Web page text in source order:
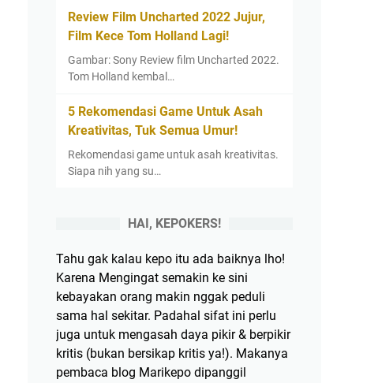
Review Film Uncharted 2022 Jujur,
Film Kece Tom Holland Lagi!
Gambar: Sony Review film Uncharted 2022.
Tom Holland kembal…
5 Rekomendasi Game Untuk Asah
Kreativitas, Tuk Semua Umur!
Rekomendasi game untuk asah kreativitas.
Siapa nih yang su…
HAI, KEPOKERS!
Tahu gak kalau kepo itu ada baiknya lho!
Karena Mengingat semakin ke sini
kebayakan orang makin nggak peduli
sama hal sekitar. Padahal sifat ini perlu
juga untuk mengasah daya pikir & berpikir
kritis (bukan bersikap kritis ya!). Makanya
pembaca blog Marikepo dipanggil